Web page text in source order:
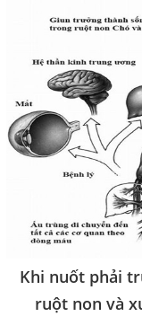
Khi nuốt phải
ruột non và